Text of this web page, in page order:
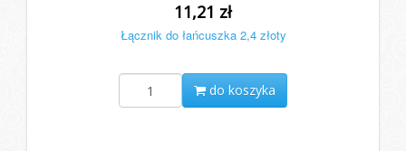
11,21 zł
Łącznik do łańcuszka 2,4 złoty
do koszyka